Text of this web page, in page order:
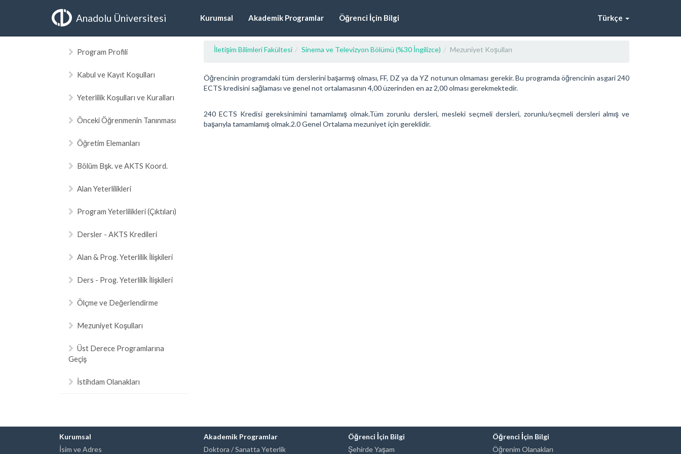
Anadolu Üniversitesi Kurumsal Akademik Programlar Öğrenci İçin Bilgi Türkçe
Program Profili
Kabul ve Kayıt Koşulları
Yeterlilik Koşulları ve Kuralları
Önceki Öğrenmenin Tanınması
Öğretim Elemanları
Bölüm Bşk. ve AKTS Koord.
Alan Yeterlilikleri
Program Yeterlilikleri (Çıktıları)
Dersler - AKTS Kredileri
Alan & Prog. Yeterlilik İlişkileri
Ders - Prog. Yeterlilik İlişkileri
Ölçme ve Değerlendirme
Mezuniyet Koşulları
Üst Derece Programlarına
Geçiş
İstihdam Olanakları
İletişim Bilimleri Fakültesi Sinema ve Televizyon Bölümü (%30 İngilizce) Mezuniyet Koşulları
Öğrencinin programdaki tüm derslerini başarmış olması, FF, DZ ya da YZ notunun olmaması gerekir. Bu programda öğrencinin asgari 240
ECTS kredisini sağlaması ve genel not ortalamasının 4,00 üzerinden en az 2,00 olması gerekmektedir.
240 ECTS Kredisi gereksinimini tamamlamış olmak.Tüm zorunlu dersleri, mesleki seçmeli dersleri, zorunlu/seçmeli dersleri almış ve
başarıyla tamamlamış olmak.2.0 Genel Ortalama mezuniyet için gereklidir.
Kurumsal
İsim ve Adres
Akademik Programlar
Doktora / Sanatta Yeterlik
Öğrenci İçin Bilgi
Şehirde Yaşam
Öğrenci İçin Bilgi
Öğrenim Olanakları